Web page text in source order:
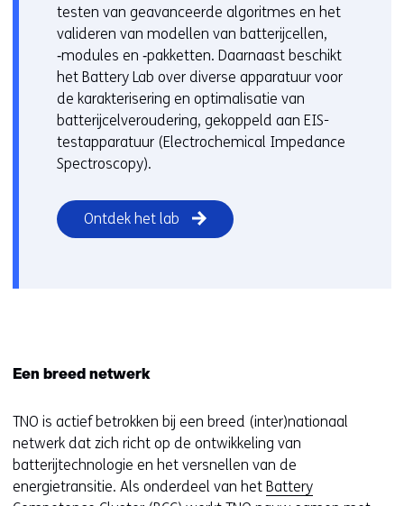
testen van geavanceerde algoritmes en het
valideren van modellen van batterijcellen,
‑modules en ‑pakketten. Daarnaast beschikt
het Battery Lab over diverse apparatuur voor
de karakterisering en optimalisatie van
batterijcelveroudering, gekoppeld aan EIS-
testapparatuur (Electrochemical Impedance
Spectroscopy).
Ontdek het lab
Een breed netwerk
TNO is actief betrokken bij een breed (inter)nationaal
netwerk dat zich richt op de ontwikkeling van
batterijtechnologie en het versnellen van de
energietransitie. Als onderdeel van het Battery